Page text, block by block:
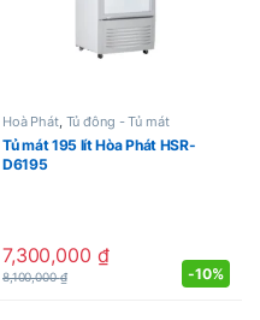
Hoà Phát, Tủ đông - Tủ mát
Tủ mát 195 lít Hòa Phát HSR-
D6195
7,300,000 ₫
8,100,000₫ -10%